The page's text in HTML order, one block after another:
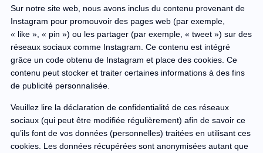
Sur notre site web, nous avons inclus du contenu provenant de
Instagram pour promouvoir des pages web (par exemple,
« like », « pin ») ou les partager (par exemple, « tweet ») sur des
réseaux sociaux comme Instagram. Ce contenu est intégré
grâce un code obtenu de Instagram et place des cookies. Ce
contenu peut stocker et traiter certaines informations à des fins
de publicité personnalisée.
Veuillez lire la déclaration de confidentialité de ces réseaux
sociaux (qui peut être modifiée régulièrement) afin de savoir ce
qu’ils font de vos données (personnelles) traitées en utilisant ces
cookies. Les données récupérées sont anonymisées autant que